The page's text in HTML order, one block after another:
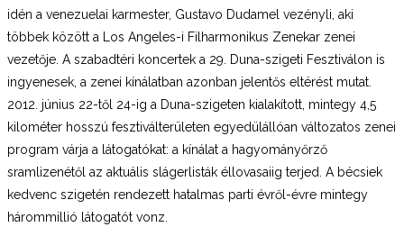
idén a venezuelai karmester, Gustavo Dudamel vezényli, aki
többek között a Los Angeles-i Filharmonikus Zenekar zenei
vezetője. A szabadtéri koncertek a 29. Duna-szigeti Fesztiválon is
ingyenesek, a zenei kínálatban azonban jelentős eltérést mutat.
2012. június 22-től 24-ig a Duna-szigeten kialakított, mintegy 4,5
kilométer hosszú fesztiválterületen egyedülállóan változatos zenei
program várja a látogatókat: a kínálat a hagyományőrző
sramlizenétől az aktuális slágerlisták éllovasaiig terjed. A bécsiek
kedvenc szigetén rendezett hatalmas parti évről-évre mintegy
hárommillió látogatót vonz.